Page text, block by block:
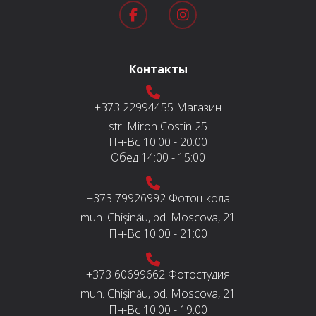
Контакты
+373 22994455 Магазин
str. Miron Costin 25
Пн-Вс 10:00 - 20:00
Обед 14:00 - 15:00
+373 79926992 Фотошкола
mun. Chișinău, bd. Moscova, 21
Пн-Вс 10:00 - 21:00
+373 60699662 Фотостудия
mun. Chișinău, bd. Moscova, 21
Пн-Вс 10:00 - 19:00